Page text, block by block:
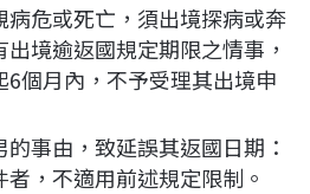
病危或死亡，須出境探病或奔
境逾返國規定期限之情事，
個月內，不予受理其出境申
事由，致延誤其返國日期：
，不適用前述規定限制。